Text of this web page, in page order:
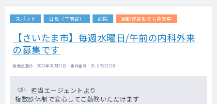
スポット 日勤（午前診） 病院 定期非常勤でも募集中
【さいたま市】毎週水曜日/午前の内科外来
の募集です
掲載更新日 : 2026年07月31日 案件番号 : 26-SR623138
担当エージェントより
複数診体制で安心してご勤務いただけます